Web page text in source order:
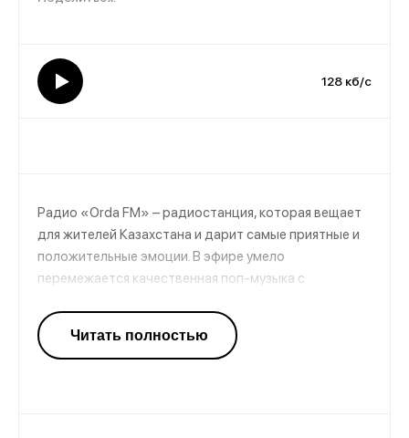
128 кб/с
Радио «Orda FM» – радиостанция, которая вещает
для жителей Казахстана и дарит самые приятные и
положительные эмоции. В эфире умело
перемежается качественная поп-музыка с
происходящие в регионе события и происшествия.
Это радио, благодаря которому можно узнать